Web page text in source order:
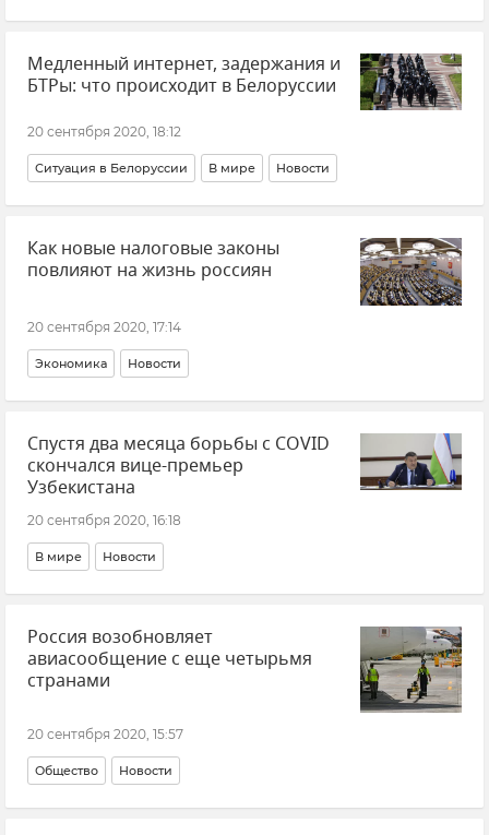
Медленный интернет, задержания и
БТРы: что происходит в Белоруссии
20 сентября 2020, 18:12
Ситуация в Белоруссии В мире Новости
Как новые налоговые законы
повлияют на жизнь россиян
20 сентября 2020, 17:14
Экономика Новости
Спустя два месяца борьбы с COVID
скончался вице-премьер
Узбекистана
20 сентября 2020, 16:18
В мире Новости
Россия возобновляет
авиасообщение с еще четырьмя
странами
20 сентября 2020, 15:57
Общество Новости